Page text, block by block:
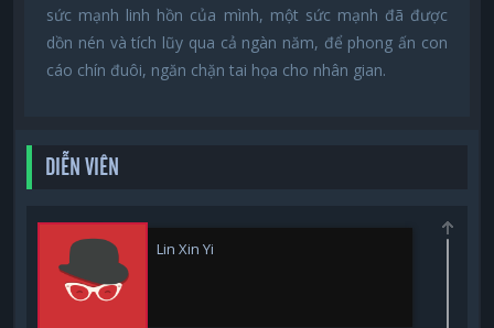
sức mạnh linh hồn của mình, một sức mạnh đã được
dồn nén và tích lũy qua cả ngàn năm, để phong ấn con
cáo chín đuôi, ngăn chặn tai họa cho nhân gian.
DIỄN VIÊN
Lin Xin Yi